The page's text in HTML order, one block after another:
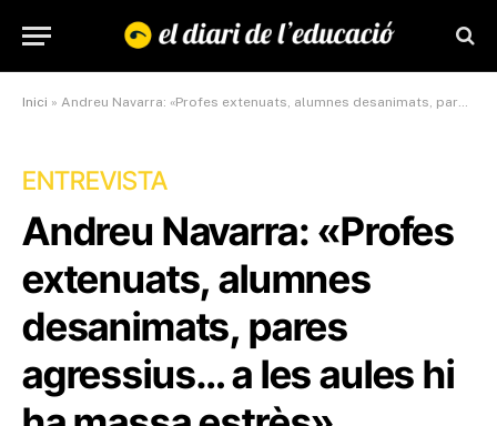
Inici » Andreu Navarra: «Profes extenuats, alumnes desanimats, pares agressius… a les aules hi ha massa estrès»
ENTREVISTA
Andreu Navarra: «Profes
extenuats, alumnes
desanimats, pares
agressius… a les aules hi